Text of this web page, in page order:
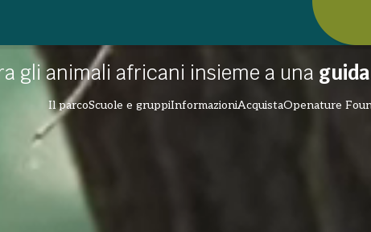
Il parcoScuole e gruppiInformazioniAcquistaOpenature
gli animali africani insieme a una guida